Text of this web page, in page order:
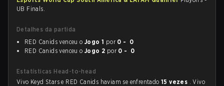
UB Finals.
Detalhes da partida
RED Canids venceu o Jogo 1 por 0 - 0
RED Canids venceu o Jogo 2 por 0 - 0
Estatísticas Head-to-head
Vivo Keyd Stars e RED Canids haviam se enfrentado 15 vezes . Vivo